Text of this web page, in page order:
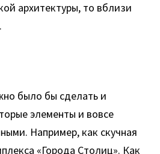
архитектуры, то вблизи
было бы сделать и
элементы и вовсе
Например, как скучная
«Города Столиц». Как